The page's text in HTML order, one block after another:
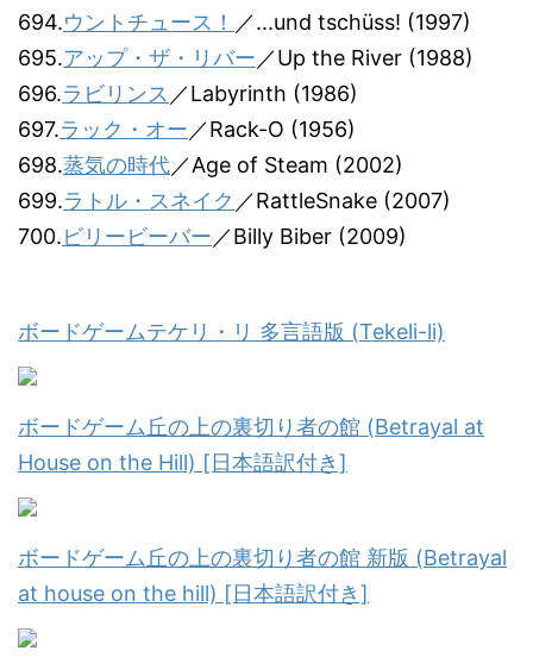
694.ウントチュース！ ／...und tschüss! (1997)
695.アップ・ザ・リバー ／Up the River (1988)
696.ラビリンス ／Labyrinth (1986)
697.ラック・オー ／Rack-O (1956)
698.蒸気の時代／Age of Steam (2002)
699.ラトル・スネイク ／RattleSnake (2007)
700.ビリービーバー ／Billy Biber (2009)
ボードゲームテケリ・リ 多言語版 (Tekeli-li)
ボードゲーム丘の上の裏切り者の館 (Betrayal at
House on the Hill) [日本語訳付き]
ボードゲーム丘の上の裏切り者の館 新版 (Betrayal
at house on the hill) [日本語訳付き]